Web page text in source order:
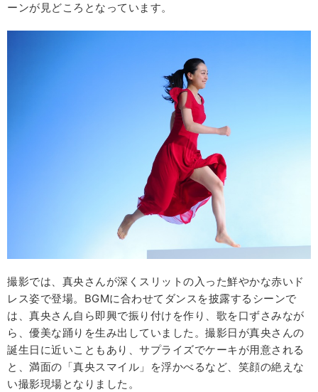
ーンが見どころとなっています。
撮影では、真央さんが深くスリットの入った鮮やかな赤いド
レス姿で登場。BGMに合わせてダンスを披露するシーンで
は、真央さん自ら即興で振り付けを作り、歌を口ずさみなが
ら、優美な踊りを生み出していました。撮影日が真央さんの
誕生日に近いこともあり、サプライズでケーキが用意される
と、満面の「真央スマイル」を浮かべるなど、笑顔の絶えな
い撮影現場となりました。